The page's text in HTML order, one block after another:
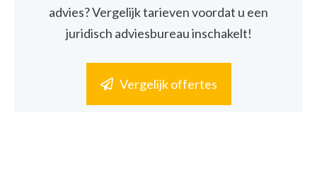
advies? Vergelijk tarieven voordat u een
juridisch adviesbureau inschakelt!
Vergelijk offertes